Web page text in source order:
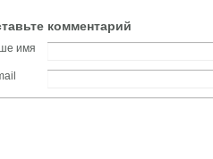
комментарий
имя